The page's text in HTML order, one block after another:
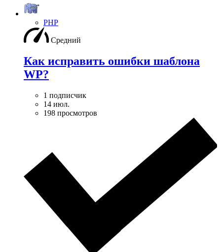
PHP
Средний
Как исправить ошибки шаблона
WP?
1 подписчик
14 июл.
198 просмотров